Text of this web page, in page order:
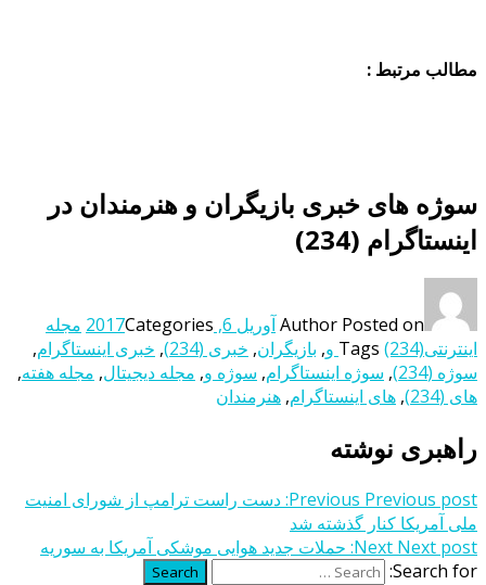
مطالب مرتبط :
سوژه های خبری بازیگران و هنرمندان در
اینستاگرام (234)
Author Posted on آوریل 6, 2017 Categories
مجله
اینترنتی
Tags (234) و , بازیگران, خبری (234) , خبری اینستاگرام,
سوژه (234)
, سوژه اینستاگرام, سوژه و, مجله دیجیتال, مجله هفته,
های (234)
, های اینستاگرام, هنرمندان
راهبری نوشته
Previous Previous post:
دست راست ترامپ از شورای امنیت
ملی آمریکا کنار گذشته شد
Next Next post:
حملات جدید هوایی موشکی آمریکا به سوریه
Search for:
Search